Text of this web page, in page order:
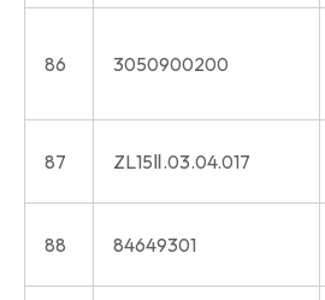
86 3050900200
87 ZL15Ⅱ.03.04.017
88 84649301